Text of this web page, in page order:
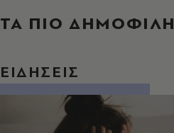
ΤΑ ΠΙΟ ΔΗΜΟΦΙΛΗ
ΕΙΔΗΣΕΙΣ